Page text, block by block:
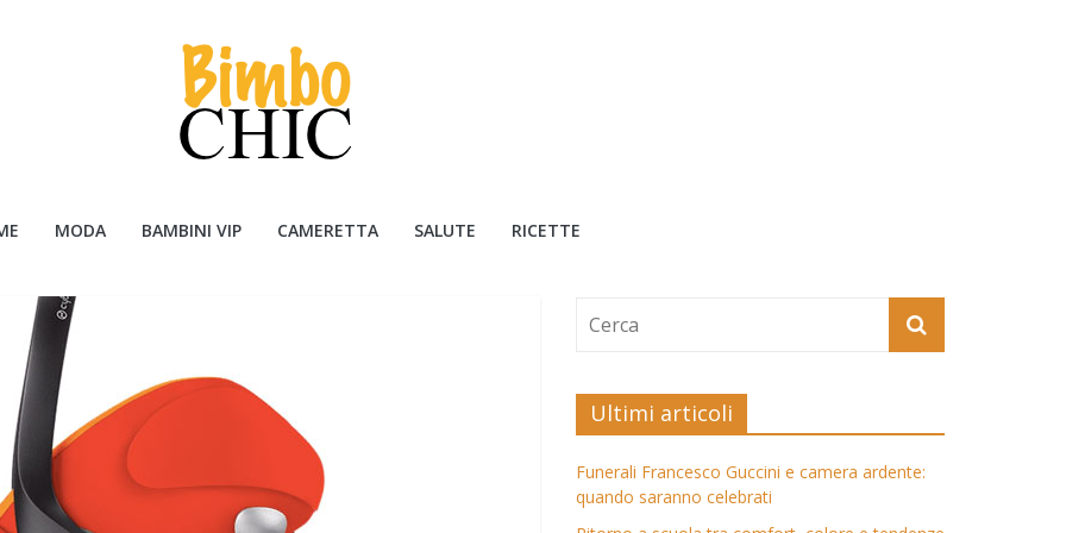
MODA BAMBINI VIP CAMERETTA SALUTE RICETTE
Ultimi articoli
Funerali Francesco Guccini e camera ardente:
quando saranno celebrati